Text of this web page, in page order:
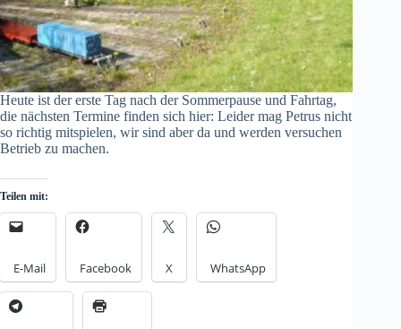
Heute ist der erste Tag nach der Sommerpause und Fahrtag,
die nächsten Termine finden sich hier: Leider mag Petrus nicht
so richtig mitspielen, wir sind aber da und werden versuchen
Betrieb zu machen.
Teilen mit:
E-Mail Facebook X WhatsApp